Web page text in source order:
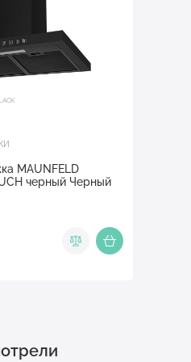
MAUNFELD
черный Черный